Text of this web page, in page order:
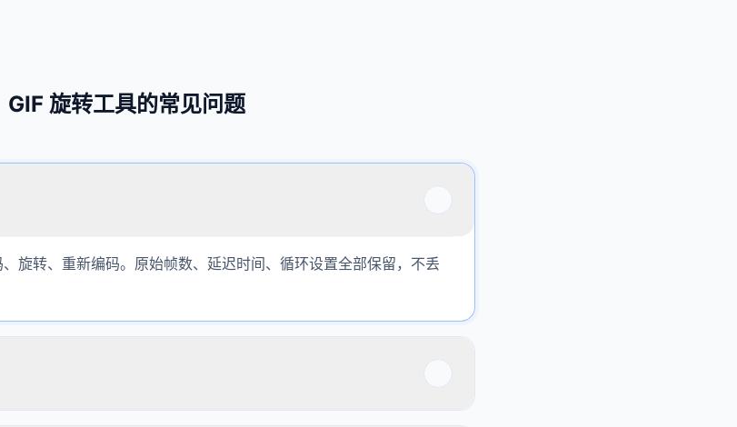
GIF 旋转工具的常见问题
旋转、重新编码。原始帧数、延迟时间、循环设置全部保留，不丢